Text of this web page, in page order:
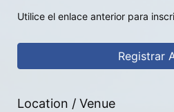
Utilice el enlace anterior para
Registrar
Location / Venue